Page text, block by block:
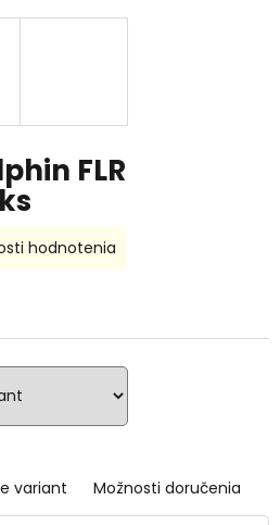
FLR
variant Možnosti doručenia
hodnotenia